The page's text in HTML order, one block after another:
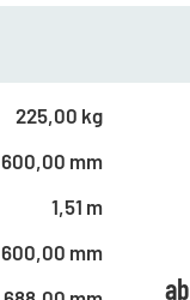
225,00 kg
600,00 mm
1,51 m
600,00 mm
ab 6 Tagen
ab